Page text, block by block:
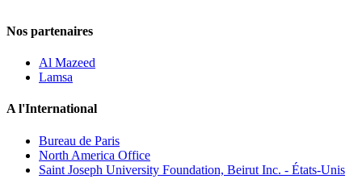
Nos partenaires
Al Mazeed
Lamsa
A l'International
Bureau de Paris
North America Office
Saint Joseph University Foundation, Beirut Inc. - États-Unis